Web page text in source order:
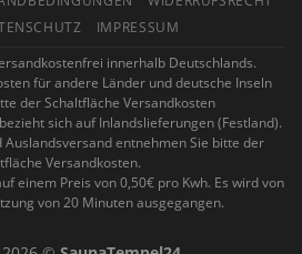
IMPRESSUM
innerhalb Deutschlands.
für andere Länder und deutsche Inseln
der Schaltfläche Versandkosten
sich auf Inlandslieferungen (Festland).
entnehmen Sie bitte der
Versandkosten.
einem Preis von 0,50€ pro Kwh. Es wird von
von 20 Minuten ausgegangen.